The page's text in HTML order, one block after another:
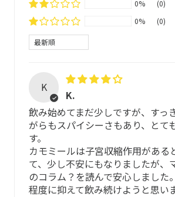
厳格な基準を遵守し、徹底した管理のも
業でブレンドすることで、自然そのもの
きるよう、「マリエン品質」を守り続け
ティーバッグは、BPI認証*をうけた100
えのサトウキビ素材 NeoSoilon ®を採用
熱を加えない超音波で圧着。飲む方の安
こと、紫外線で分解が促進されるので、
配慮し、地球環境にやさしく安全な素材
す。
*北米で唯一のコンポスト性に関する第三
ハーブについて
約5~10分蓋をして蒸らします
飲み方
妊娠がわかったら、ノンカフェインの飲
しょう。つわりなどでもスッキリ飲める
ました。1日1〜2杯程度を目安に、もっ
0%
(0)
0%
(0)
Sort by
K
K.
飲み始めてまだ少しですが、すっ
がらもスパイシーさもあり、とて
す。
カモミールは子宮収縮作用がある
て、少し不安にもなりましたが、
のコラム？を読んで安心しました
程度に抑えて飲み続けようと思い